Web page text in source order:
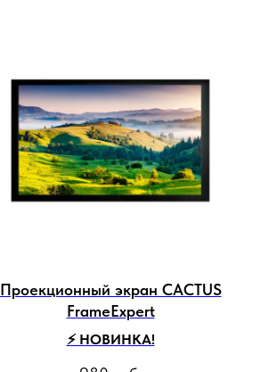
Проекционный экран CACTUS
FrameExpert
⚡️ НОВИНКА!